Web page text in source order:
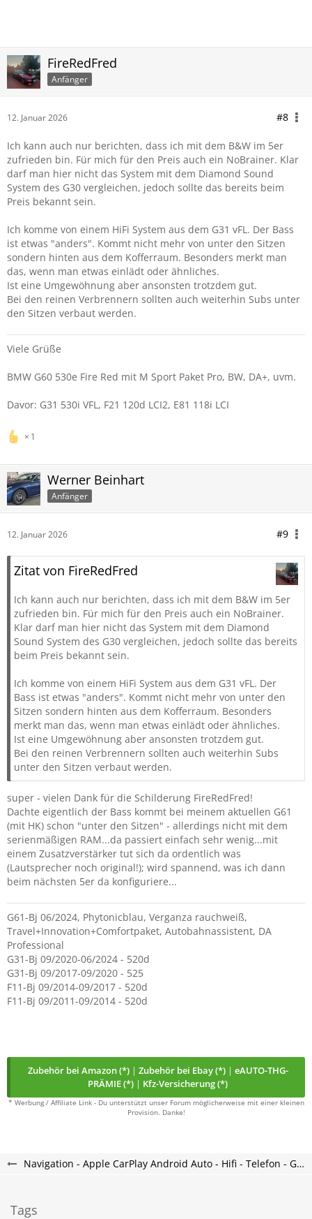
FireRedFred
Anfänger
12. Januar 2026 #8
Ich kann auch nur berichten, dass ich mit dem B&W im 5er
zufrieden bin. Für mich für den Preis auch ein NoBrainer. Klar
darf man hier nicht das System mit dem Diamond Sound
System des G30 vergleichen, jedoch sollte das bereits beim
Preis bekannt sein.
Ich komme von einem HiFi System aus dem G31 vFL. Der Bass
ist etwas "anders". Kommt nicht mehr von unter den Sitzen
sondern hinten aus dem Kofferraum. Besonders merkt man
das, wenn man etwas einlädt oder ähnliches.
Ist eine Umgewöhnung aber ansonsten trotzdem gut.
Bei den reinen Verbrennern sollten auch weiterhin Subs unter
den Sitzen verbaut werden.
Viele Grüße
BMW G60 530e Fire Red mit M Sport Paket Pro, BW, DA+, uvm.
Davor: G31 530i VFL, F21 120d LCI2, E81 118i LCI
1
Werner Beinhart
Anfänger
12. Januar 2026 #9
Zitat von FireRedFred
Ich kann auch nur berichten, dass ich mit dem B&W im 5er
zufrieden bin. Für mich für den Preis auch ein NoBrainer.
Klar darf man hier nicht das System mit dem Diamond
Sound System des G30 vergleichen, jedoch sollte das bereits
beim Preis bekannt sein.
Ich komme von einem HiFi System aus dem G31 vFL. Der
Bass ist etwas "anders". Kommt nicht mehr von unter den
Sitzen sondern hinten aus dem Kofferraum. Besonders
merkt man das, wenn man etwas einlädt oder ähnliches.
Ist eine Umgewöhnung aber ansonsten trotzdem gut.
Bei den reinen Verbrennern sollten auch weiterhin Subs
unter den Sitzen verbaut werden.
super - vielen Dank für die Schilderung FireRedFred!
Dachte eigentlich der Bass kommt bei meinem aktuellen G61
(mit HK) schon "unter den Sitzen" - allerdings nicht mit dem
serienmäßigen RAM...da passiert einfach sehr wenig...mit
einem Zusatzverstärker tut sich da ordentlich was
(Lautsprecher noch original!); wird spannend, was ich dann
beim nächsten 5er da konfiguriere...
G61-Bj 06/2024, Phytonicblau, Verganza rauchweiß,
Travel+Innovation+Comfortpaket, Autobahnassistent, DA
Professional
G31-Bj 09/2020-06/2024 - 520d
G31-Bj 09/2017-09/2020 - 525
F11-Bj 09/2014-09/2017 - 520d
F11-Bj 09/2011-09/2014 - 520d
Zubehör bei Amazon (*)| Zubehör bei Ebay (*)| eAUTO-THG-
PRÄMIE (*) | Kfz-Versicherung (*)
* Werbung / Affiliate Link - Du unterstützt unser Forum möglicherweise mit einer kleinen
Provision. Danke!
Navigation - Apple CarPlay Android Auto - Hifi - Telefon - G60 - G61 Forum
Tags